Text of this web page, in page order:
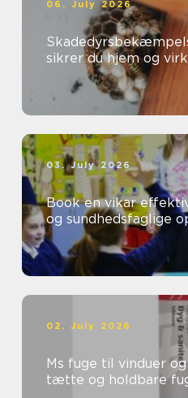
06. July 2026
Skadedyrsbekæmpelse
sikrer du hjem og
03. July 2026
Book en vikar
og sundhedsfaglige
02. July 2026
Ms fuge til vinduer
tætte og holdbare